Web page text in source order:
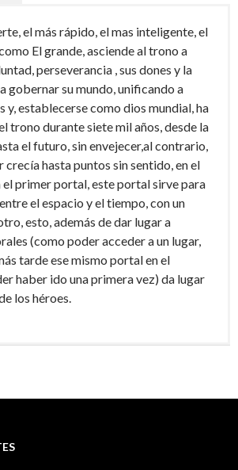
el más rápido, el mas inteligente, el
El grande, asciende al trono a
perseverancia , sus dones y la
gobernar su mundo, unificando a
y, establecerse como dios mundial, ha
trono durante siete mil años, desde la
el futuro, sin envejecer,al contrario,
crecía hasta puntos sin sentido, en el
el primer portal, este portal sirve para
el espacio y el tiempo, con un
esto, además de dar lugar a
(como poder acceder a un lugar,
tarde ese mismo portal en el
haber ido una primera vez) da lugar
los héroes.